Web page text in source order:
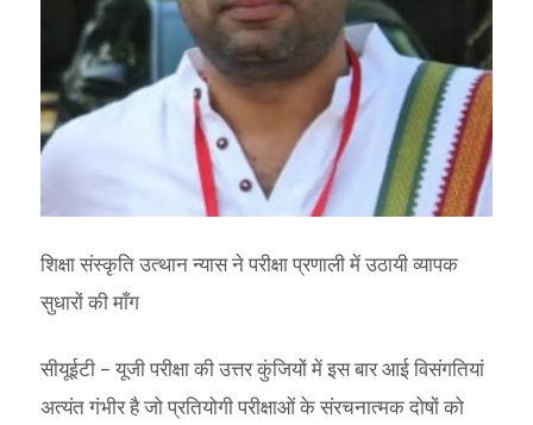
शिक्षा संस्कृति उत्थान न्यास ने परीक्षा प्रणाली में उठायी व्यापक
सुधारों की माँग
सीयूईटी – यूजी परीक्षा की उत्तर कुंजियों में इस बार आई विसंगतियां
अत्यंत गंभीर है जो प्रतियोगी परीक्षाओं के संरचनात्मक दोषों को